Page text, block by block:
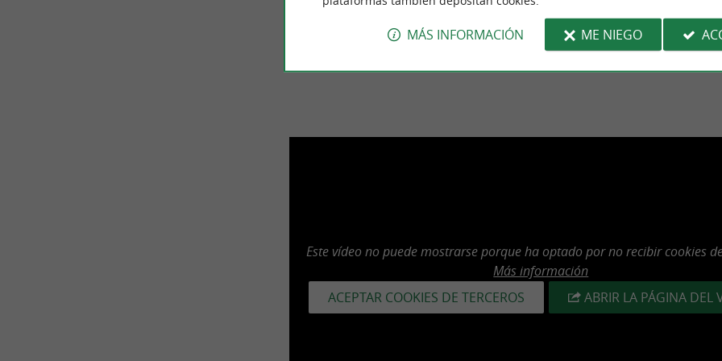
Este vídeo no puede mostrarse porque ha optado por no recibir cookies
Más información
ACEPTAR COOKIES DE TERCEROS
ABRIR LA PÁGINA DEL
MÁS INFORMACIÓN ME NIEGO